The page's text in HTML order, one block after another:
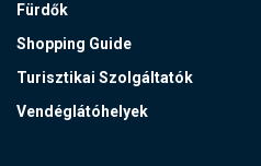
Fürdők
Shopping Guide
Turisztikai Szolgáltatók
Vendéglátóhelyek